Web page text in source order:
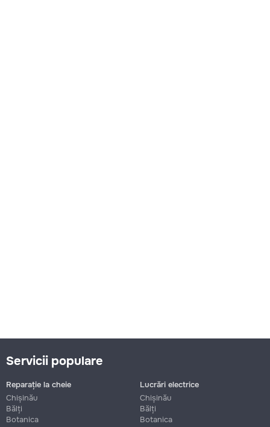
Servicii populare
Reparație la cheie
Chișinău
Bălți
Botanica
Lucrări electrice
Chișinău
Bălți
Botanica